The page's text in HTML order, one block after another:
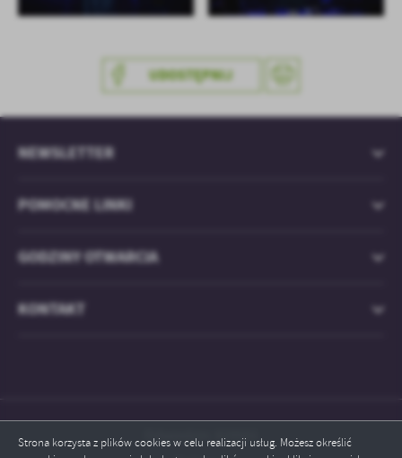
Strona korzysta z plików cookies w celu realizacji usług. Możesz określić
UDOSTĘPNIJ
POMOCNE LINKI
NEWSLETTER
GODZINY OTWARCIA
KONTAKT
Odwiedzin: 829501